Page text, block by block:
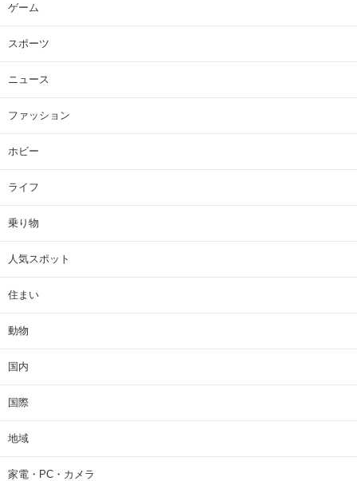
ゲーム
スポーツ
ニュース
ファッション
ホビー
ライフ
乗り物
人気スポット
住まい
動物
国内
国際
地域
家電・PC・カメラ